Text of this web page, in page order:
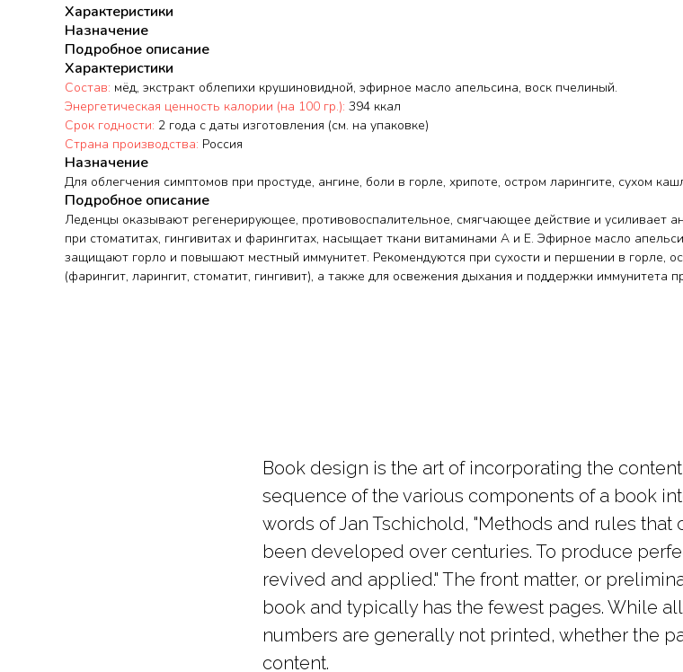
Характеристики
Назначение
Подробное описание
Характеристики
Состав: мёд, экстракт облепихи крушиновидной, эфирное масло апельсина, воск пчелиный.
Энергетическая ценность калории (на 100 гр.): 394 ккал
Срок годности: 2 года с даты изготовления (см. на упаковке)
Страна производства: Россия
Назначение
Для облегчения симптомов при простуде, ангине, боли в горле, хрипоте, остром ларингите, сухом
Подробное описание
Леденцы оказывают регенерирующее, противовоспалительное, смягчающее действие и усиливает
при стоматитах, гингивитах и фарингитах, насыщает ткани витаминами А и Е. Эфирное масло
защищают горло и повышают местный иммунитет. Рекомендуются при сухости и першении в горле,
(фарингит, ларингит, стоматит, гингивит), а также для освежения дыхания и поддержки иммунитета
Book design is the art of incorporating the
sequence of the various components of a book
words of Jan Tschichold, "Methods and rules
been developed over centuries. To produce
revived and applied." The front matter, or
book and typically has the fewest pages. While
numbers are generally not printed, whether the
content.